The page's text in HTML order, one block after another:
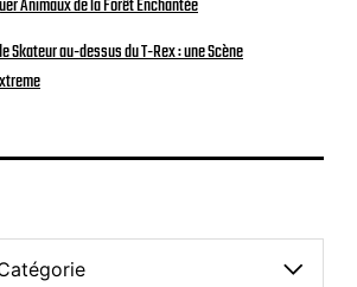
Skateur au-dessus du T-Rex : une Scène